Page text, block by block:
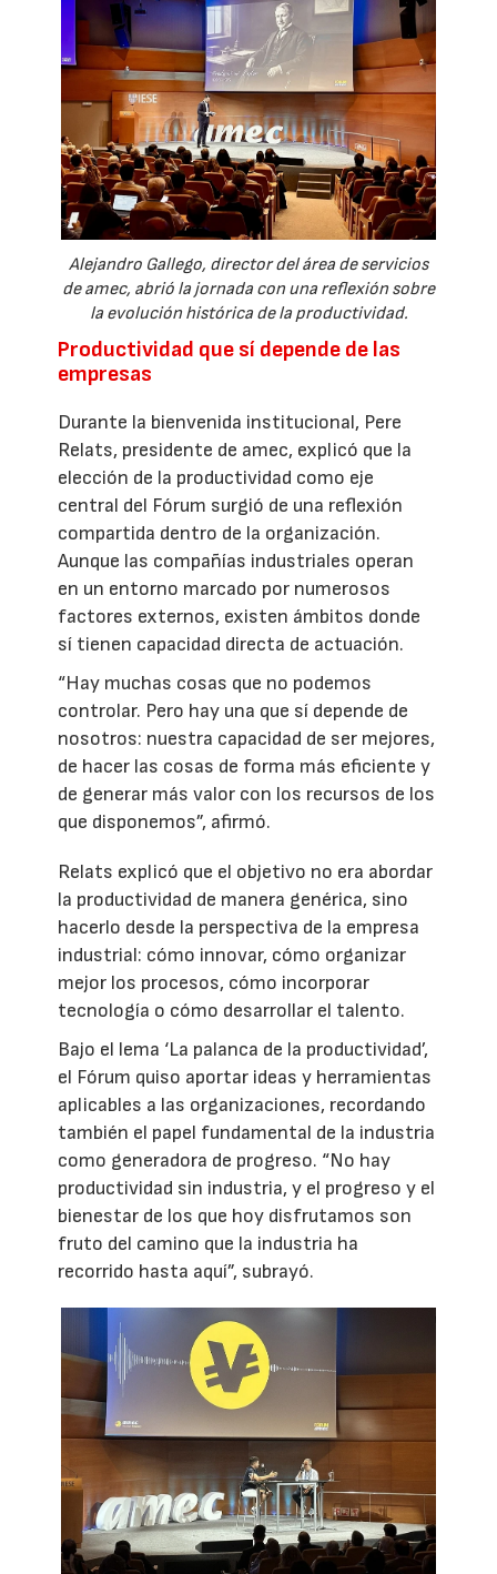
Alejandro Gallego, director del área de servicios
de amec, abrió la jornada con una reflexión sobre
la evolución histórica de la productividad.
Productividad que sí depende de las
empresas
Durante la bienvenida institucional, Pere
Relats, presidente de amec, explicó que la
elección de la productividad como eje
central del Fórum surgió de una reflexión
compartida dentro de la organización.
Aunque las compañías industriales operan
en un entorno marcado por numerosos
factores externos, existen ámbitos donde
sí tienen capacidad directa de actuación.
“Hay muchas cosas que no podemos
controlar. Pero hay una que sí depende de
nosotros: nuestra capacidad de ser mejores,
de hacer las cosas de forma más eficiente y
de generar más valor con los recursos de los
que disponemos”, afirmó.
Relats explicó que el objetivo no era abordar
la productividad de manera genérica, sino
hacerlo desde la perspectiva de la empresa
industrial: cómo innovar, cómo organizar
mejor los procesos, cómo incorporar
tecnología o cómo desarrollar el talento.
Bajo el lema ‘La palanca de la productividad’,
el Fórum quiso aportar ideas y herramientas
aplicables a las organizaciones, recordando
también el papel fundamental de la industria
como generadora de progreso. “No hay
productividad sin industria, y el progreso y el
bienestar de los que hoy disfrutamos son
fruto del camino que la industria ha
recorrido hasta aquí”, subrayó.